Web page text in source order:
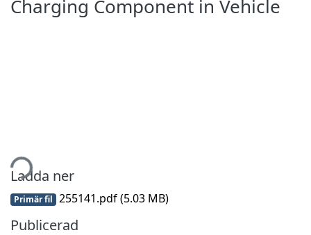
Charging Component in Vehicle
Ladda ner
Primär fil 255141.pdf(5.03 MB)
Publicerad